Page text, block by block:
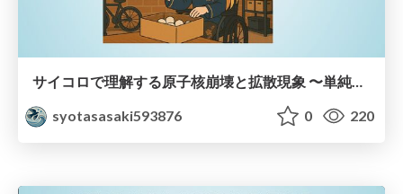
syotasasaki593876
0 220